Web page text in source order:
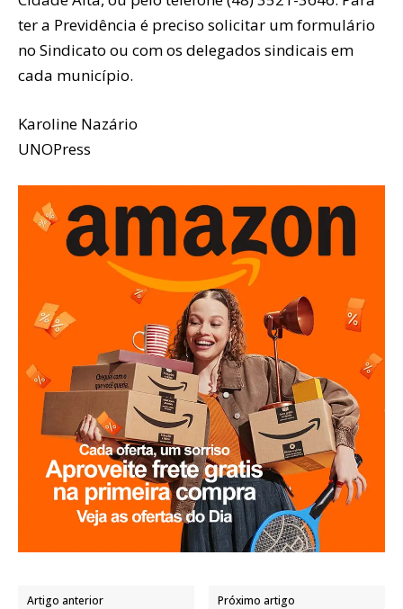
ter a Previdência é preciso solicitar um formulário
no Sindicato ou com os delegados sindicais em
cada município.
Karoline Nazário
UNOPress
Artigo anterior Próximo artigo